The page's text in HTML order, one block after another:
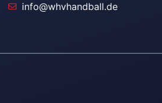
info@whvhandball.de